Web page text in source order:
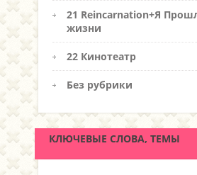
21 Reincarnation+Я
жизни
22 Кинотеатр
Без рубрики
КЛЮЧЕВЫЕ СЛОВА, ТЕМЫ